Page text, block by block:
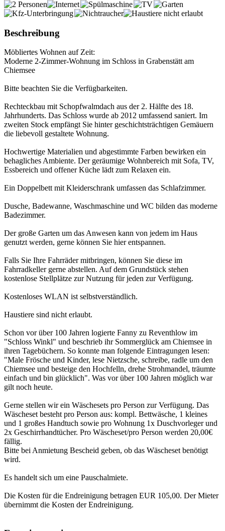
Beschreibung
Möbliertes Wohnen auf Zeit:
Moderne 2-Zimmer-Wohnung im Schloss in Grabenstätt am
Chiemsee
Bitte beachten Sie die Verfügbarkeiten.
Rechteckbau mit Schopfwalmdach aus der 2. Hälfte des 18.
Jahrhunderts. Das Schloss wurde ab 2012 umfassend saniert. Im
zweiten Stock empfängt Sie hinter geschichtsträchtigen Gemäuern
die liebevoll gestaltete Wohnung.
Hochwertige Materialien und abgestimmte Farben bewirken ein
behagliches Ambiente. Der geräumige Wohnbereich mit Sofa, TV,
Essbereich und offener Küche lädt zum Relaxen ein.
Ein Doppelbett mit Kleiderschrank umfassen das Schlafzimmer.
Dusche, Badewanne, Waschmaschine und WC bilden das moderne
Badezimmer.
Der große Garten um das Anwesen kann von jedem im Haus
genutzt werden, gerne können Sie hier entspannen.
Falls Sie Ihre Fahrräder mitbringen, können Sie diese im
Fahrradkeller gerne abstellen. Auf dem Grundstück stehen
kostenlose Stellplätze zur Nutzung für jeden zur Verfügung.
Kostenloses WLAN ist selbstverständlich.
Haustiere sind nicht erlaubt.
Schon vor über 100 Jahren logierte Fanny zu Reventhlow im
"Schloss Winkl" und beschrieb ihr Sommerglück am Chiemsee in
ihren Tagebüchern. So konnte man folgende Eintragungen lesen:
"Male Frösche und Kinder, lese Nietzsche, schreibe, radle um den
Chiemsee und besteige den Hochfelln, drehe Strohmandel, träumte
einfach und bin glücklich". Was vor über 100 Jahren möglich war
gilt noch heute.
Gerne stellen wir ein Wäschesets pro Person zur Verfügung. Das
Wäscheset besteht pro Person aus: kompl. Bettwäsche, 1 kleines
und 1 großes Handtuch sowie pro Wohnung 1x Duschvorleger und
2x Geschirrhandtücher. Pro Wäscheset/pro Person werden 20,00€
fällig.
Bitte bei Anmietung Bescheid geben, ob das Wäscheset benötigt
wird.
Es handelt sich um eine Pauschalmiete.
Die Kosten für die Endreinigung betragen EUR 105,00. Der Mieter
übernimmt die Kosten der Endreinigung.